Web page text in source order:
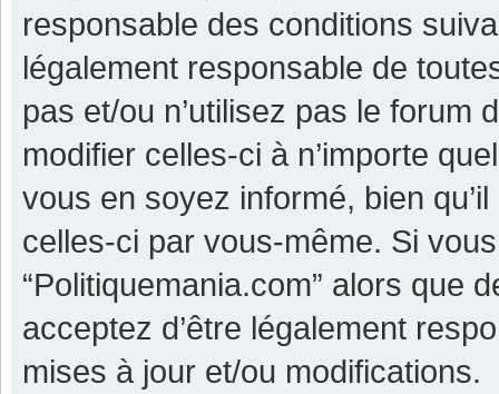
responsable des conditions
légalement responsable de
pas et/ou n’utilisez pas le forum
modifier celles-ci à n’importe
vous en soyez informé, bien
celles-ci par vous-même. Si
“Politiquemania.com” alors que
acceptez d’être légalement
mises à jour et/ou modifications.